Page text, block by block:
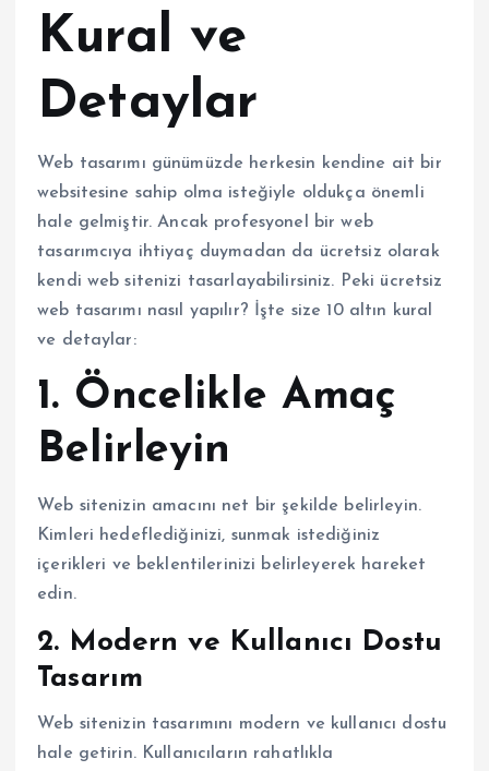
Kural ve
Detaylar
Web tasarımı günümüzde herkesin kendine ait bir
websitesine sahip olma isteğiyle oldukça önemli
hale gelmiştir. Ancak profesyonel bir web
tasarımcıya ihtiyaç duymadan da ücretsiz olarak
kendi web sitenizi tasarlayabilirsiniz. Peki ücretsiz
web tasarımı nasıl yapılır? İşte size 10 altın kural
ve detaylar:
1. Öncelikle Amaç
Belirleyin
Web sitenizin amacını net bir şekilde belirleyin.
Kimleri hedeflediğinizi, sunmak istediğiniz
içerikleri ve beklentilerinizi belirleyerek hareket
edin.
2. Modern ve Kullanıcı Dostu
Tasarım
Web sitenizin tasarımını modern ve kullanıcı dostu
hale getirin. Kullanıcıların rahatlıkla